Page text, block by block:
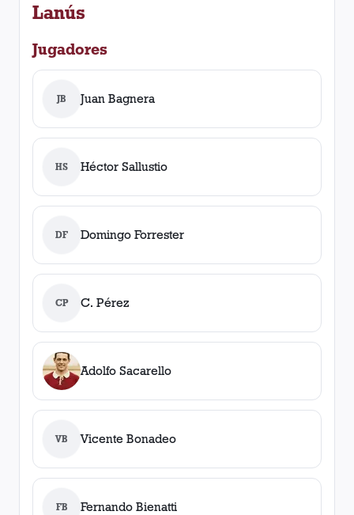
Lanús
Jugadores
JB Juan Bagnera
HS Héctor Sallustio
DF Domingo Forrester
CP C. Pérez
Adolfo Sacarello
VB Vicente Bonadeo
FB Fernando Bienatti